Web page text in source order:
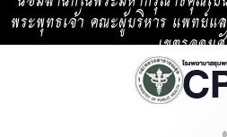
พระพุทธเจ้า คณะผู้บริหาร แพทย์แ
เขตรอุดม